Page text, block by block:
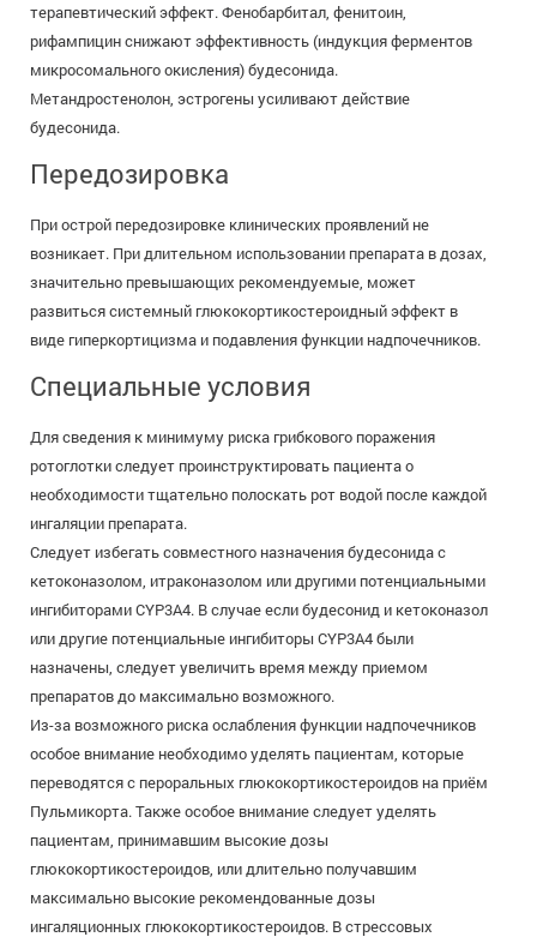
терапевтический эффект. Фенобарбитал, фенитоин,
рифампицин снижают эффективность (индукция ферментов
микросомального окисления) будесонида.
Метандростенолон, эстрогены усиливают действие
будесонида.
Передозировка
При острой передозировке клинических проявлений не
возникает. При длительном использовании препарата в дозах,
значительно превышающих рекомендуемые, может
развиться системный глюкокортикостероидный эффект в
виде гиперкортицизма и подавления функции надпочечников.
Специальные условия
Для сведения к минимуму риска грибкового поражения
ротоглотки следует проинструктировать пациента о
необходимости тщательно полоскать рот водой после каждой
ингаляции препарата.
Следует избегать совместного назначения будесонида с
кетоконазолом, итраконазолом или другими потенциальными
ингибиторами CYP3A4. В случае если будесонид и кетоконазол
или другие потенциальные ингибиторы CYP3A4 были
назначены, следует увеличить время между приемом
препаратов до максимально возможного.
Из-за возможного риска ослабления функции надпочечников
особое внимание необходимо уделять пациентам, которые
переводятся с пероральных глюкокортикостероидов на приём
Пульмикорта. Также особое внимание следует уделять
пациентам, принимавшим высокие дозы
глюкокортикостероидов, или длительно получавшим
максимально высокие рекомендованные дозы
ингаляционных глюкокортикостероидов. В стрессовых